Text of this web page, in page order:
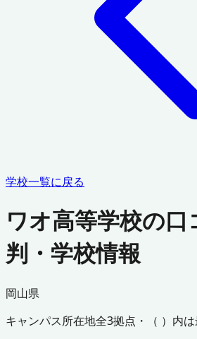
学校一覧に戻る
ワオ高等学校の口
判・学校情報
岡山県
キャンパス所在地全3拠点・（ ）内